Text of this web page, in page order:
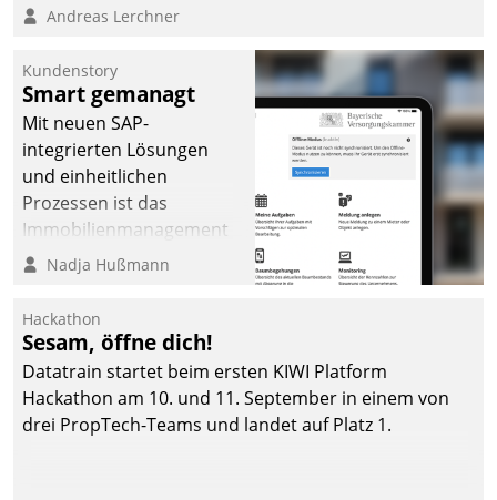
Entscheidungen.
Kontaktaufnahme per Smartphone, Tablet oder PC.
Andreas Lerchner
Kundenstory
Smart gemanagt
Mit neuen SAP-
integrierten Lösungen
und einheitlichen
Prozessen ist das
Immobilienmanagement
der Bayerischen
Ressort Kapitalanlage für
künftige Aufgaben und
Herausforderungen
gerüstet.
Nadja Hußmann
Hackathon
Sesam, öffne dich!
Datatrain startet beim ersten KIWI Platform
Hackathon am 10. und 11. September in einem von
drei PropTech-Teams und landet auf Platz 1.